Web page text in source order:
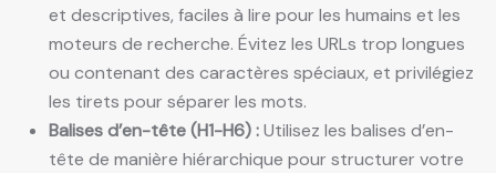
et descriptives, faciles à lire pour les humains et les
moteurs de recherche. Évitez les URLs trop longues
ou contenant des caractères spéciaux, et privilégiez
les tirets pour séparer les mots.
Balises d’en-tête (H1-H6) :Utilisez les balises d’en-
tête de manière hiérarchique pour structurer votre